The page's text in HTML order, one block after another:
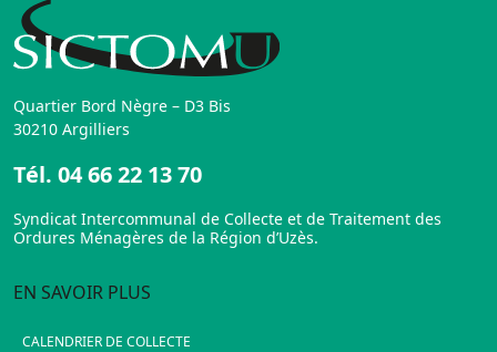
Quartier Bord Nègre – D3 Bis
30210 Argilliers
Tél. 04 66 22 13 70
Syndicat Intercommunal de Collecte et de Traitement des
Ordures Ménagères de la Région d’Uzès.
EN SAVOIR PLUS
CALENDRIER DE COLLECTE